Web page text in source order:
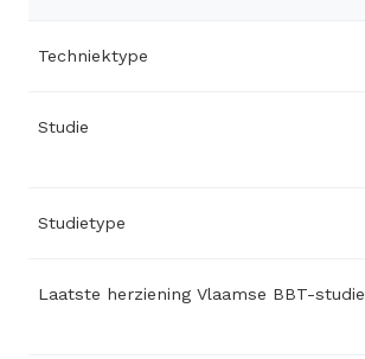
Techniektype
Studie
Studietype
Laatste herziening Vlaamse BBT-studie